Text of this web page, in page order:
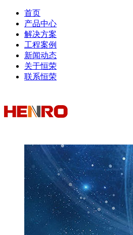
首页
产品中心
解决方案
工程案例
新闻动态
关于恒荣
联系恒荣